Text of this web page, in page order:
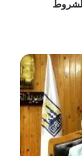
الشروط